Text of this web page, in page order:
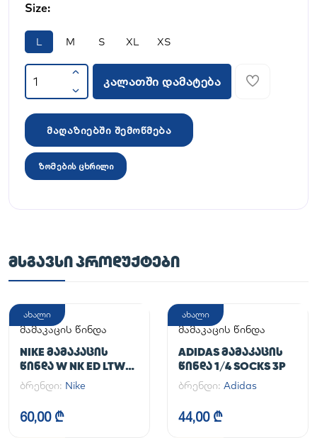
Size:
L M S XL XS
კალათში დამატება
მაღაზიებში შემოწმება
ზომების ცხრილი
ᲛᲡᲒᲐᲕᲡᲘ ᲞᲠᲝᲓᲣᲥᲢᲔᲑᲘ
ახალი
მამაკაცის წინდა
NIKE ᲛᲐᲛᲐᲙᲐᲪᲘᲡ
ᲬᲘᲜᲓᲐ W NK ED LTWT
FOOT 3PR NEW 144
ბრენდი: Nike
60,00 ₾
ახალი
მამაკაცის წინდა
ADIDAS ᲛᲐᲛᲐᲙᲐᲪᲘᲡ
ᲬᲘᲜᲓᲐ 1/4 SOCKS 3P
ბრენდი: Adidas
44,00 ₾